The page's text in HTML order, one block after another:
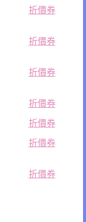
折價券
折價券
折價券
折價券
折價券
折價券
折價券